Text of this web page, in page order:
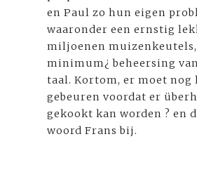
en Paul zo hun eigen
waaronder een ernstig
miljoenen muizenkeutels,
minimum¿ beheersing
taal. Kortom, er moet nog
gebeuren voordat er
gekookt kan worden ? en
woord Frans bij.